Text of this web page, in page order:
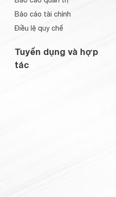
Báo cáo tài chính
Điều lệ quy chế
Tuyển dụng và hợp
tác